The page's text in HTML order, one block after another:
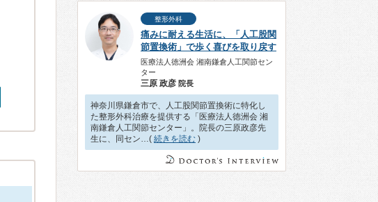
整形外科
痛みに耐える生活に、「人工股関
節置換術」で歩く喜びを取り戻す
医療法人徳洲会 湘南鎌倉人工関節セン
ター
三原 政彦 院⻑
神奈川県鎌倉市で、人工股関節置換術に特化し
た整形外科治療を提供する「医療法人徳洲会 湘
南鎌倉人工関節センター」。院長の三原政彦先
生に、同セン…( 続きを読む )